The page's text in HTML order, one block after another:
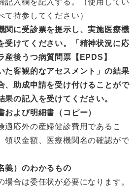
記入欄を記入する。（使用してい
て持参してください）
関に受診票を提示し、実施医療機
受けてください。「精神状況に応
産後うつ病質問票【EPDS】
た客観的なアセスメント」の結果
、助成申請を受け付けることがで
果の記入を受けてください。
および明細書（コピー）
適応外の産婦健診費用であるこ
領収金額、医療機関名の確認がで
義）のわかるもの
合は委任状が必要になります。